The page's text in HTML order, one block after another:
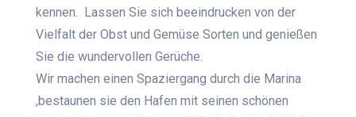
kennen. Lassen Sie sich beeindrucken von der
Vielfalt der Obst und Gemüse Sorten und genießen
Sie die wundervollen Gerüche.
Wir machen einen Spaziergang durch die Marina
,bestaunen sie den Hafen mit seinen schönen